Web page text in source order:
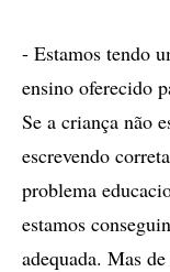
- Estamos tendo
ensino oferecido
Se a criança não
escrevendo
problema
estamos
adequada. Mas